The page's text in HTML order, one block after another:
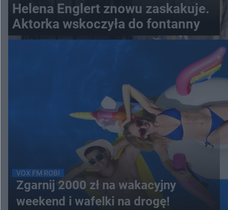
Helena Englert znowu zaskakuje.
Aktorka wskoczyła do fontanny
VOX FM ROBI
Zgarnij 2000 zł na wakacyjny
weekend i wafelki na drogę!